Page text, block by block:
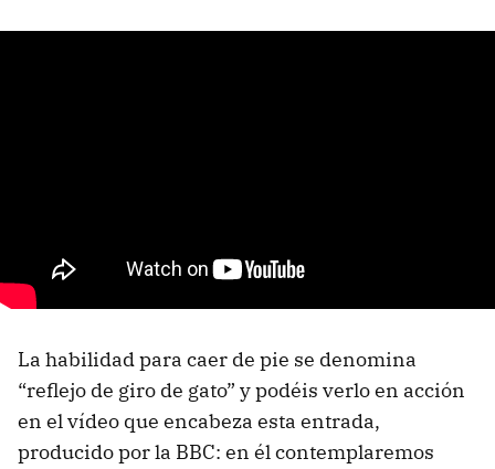
La habilidad para caer de pie se denomina
“reflejo de giro de gato” y podéis verlo en acción
en el vídeo que encabeza esta entrada,
producido por la BBC: en él contemplaremos